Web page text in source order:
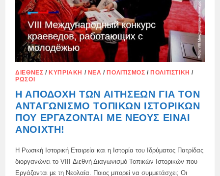
ΔΙΕΘΝΈΣ /ΚΥΠΡΙΑΚΉ / ΝΈΑ /ΠΟΛΙΤΙΣΜΌΣ /ΠΟΛΙΤΙΣΤΙΚΉ /
ΡΏΣΟΙ
Η ΑΠΟΔΟΧΉ ΤΩΝ ΑΙΤΉΣΕΩΝ ΓΙΑ ΤΟΝ
ΑΝΤΑΓΩΝΙΣΜΌ ΤΟΠΙΚΏΝ ΙΣΤΟΡΙΚΏΝ
ΠΟΥ ΕΡΓΆΖΟΝΤΑΙ ΜΕ ΝΈΟΥΣ ΕΊΝΑΙ
ΑΝΟΙΧΤΉ!
Η Ρωσική Ιστορική Εταιρεία και η Ιστορία του Ιδρύματος Πατρίδας
διοργανώνει το VIII Διεθνή Διαγωνισμό Τοπικών Ιστορικών που
Εργάζονται με τη Νεολαία. Ποιος μπορεί να συμμετάσχει; Οι